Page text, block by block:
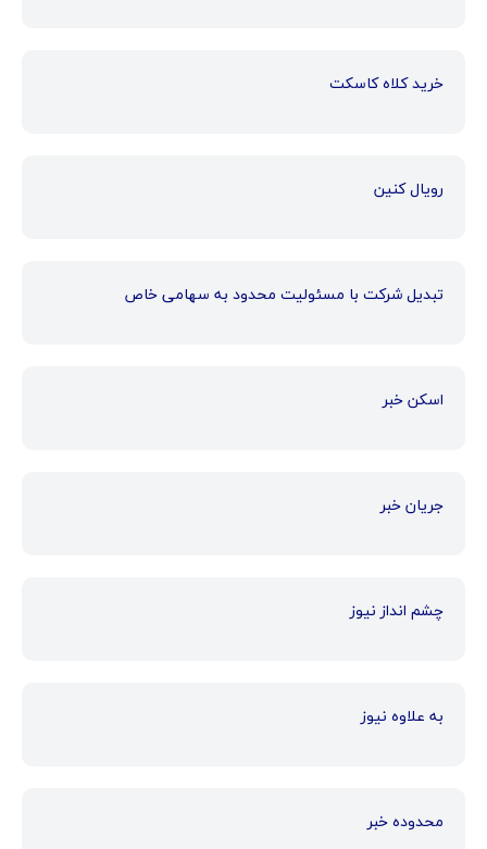
خرید کلاه کاسکت
رویال کنین
تبدیل شرکت با مسئولیت محدود به سهامی خاص
اسکن خبر
جریان خبر
چشم انداز نیوز
به علاوه نیوز
محدوده خبر